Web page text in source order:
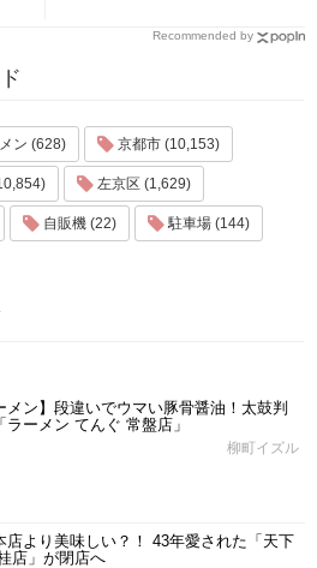
Recommended by
ン (628) 京都市 (10,153)
左京区 (1,629)
自販機 (22) 駐車場 (144)
メン】段違いでウマい豚骨醤油！太鼓判
ラーメン てんぐ 常盤店」
柳町イズル
店より美味しい？！ 43年愛された「天下
店」が閉店へ